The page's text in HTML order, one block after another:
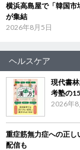
横浜高島屋で「韓国
が集結
2026年8月5日
ヘルスケア
現代書
考塾の
2026年8
重症筋無力症への正
配信も